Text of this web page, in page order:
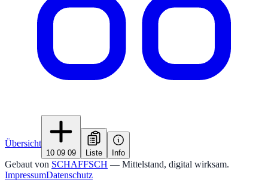
Übersicht
10 09 09 Liste Info
Gebaut von SCHAFFSCH — Mittelstand, digital wirksam.
ImpressumDatenschutz